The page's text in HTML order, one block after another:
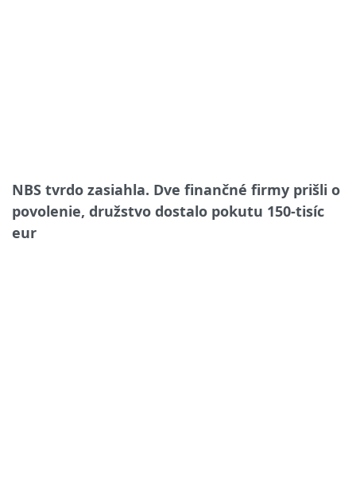
NBS tvrdo zasiahla. Dve finančné firmy prišli o
povolenie, družstvo dostalo pokutu 150-tisíc
eur